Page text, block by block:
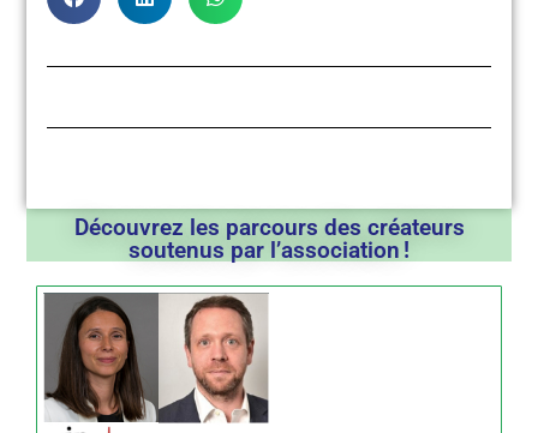
Découvrez les parcours des créateurs
soutenus par l’association !